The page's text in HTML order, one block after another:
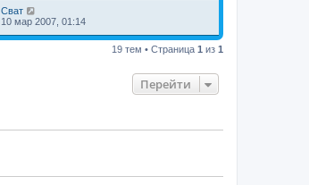
Сват
10 мар 2007, 01:14
19 тем • Страница 1 из 1
Перейти